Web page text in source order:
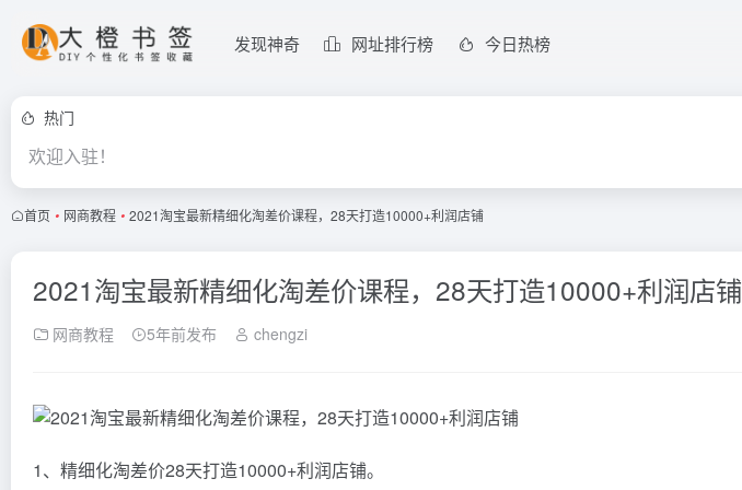
发现神奇 网址排行榜 今日热榜
热门
欢迎入驻！
首页 • 网商教程 • 2021淘宝最新精细化淘差价课程，28天打造10000+利润店铺
2021淘宝最新精细化淘差价课程，28天打造10000+利润店铺
网商教程 5年前发布 chengzi
1、精细化淘差价28天打造10000+利润店铺。